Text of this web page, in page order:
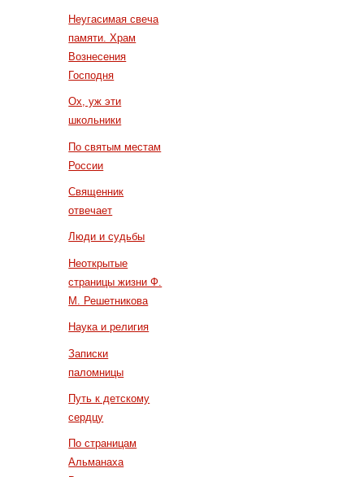
Неугасимая свеча
памяти. Храм
Вознесения
Господня
Ох, уж эти
школьники
По святым местам
России
Священник
отвечает
Люди и судьбы
Неоткрытые
страницы жизни Ф.
М. Решетникова
Наука и религия
Записки
паломницы
Путь к детскому
сердцу
По страницам
Альманаха